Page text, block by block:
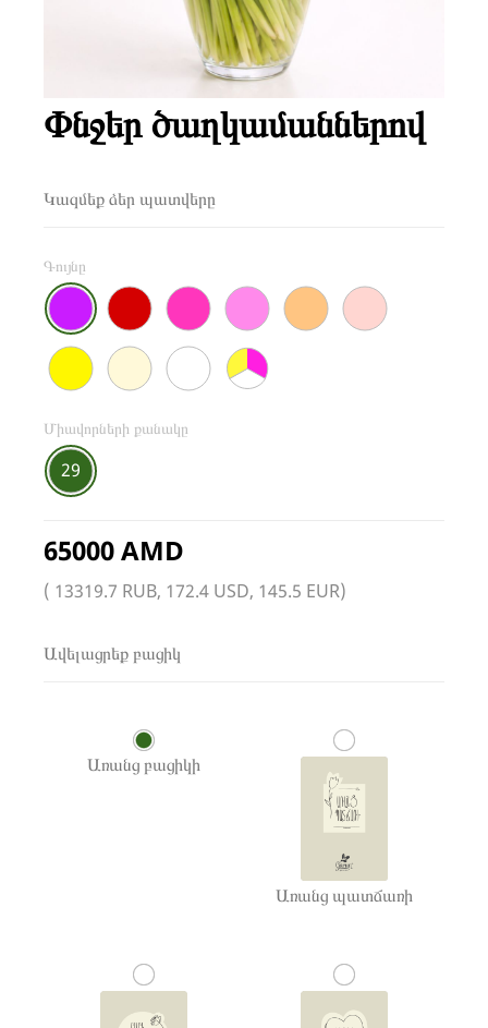
Փնջեր ծաղկամաններով
Կազմեք ձեր պատվերը
Գույնը
Միավորների քանակը
29
65000 AMD
( 13319.7 RUB, 172.4 USD, 145.5 EUR)
Ավելացրեք բացիկ
Առանց բացիկի
Առանց պատճառի